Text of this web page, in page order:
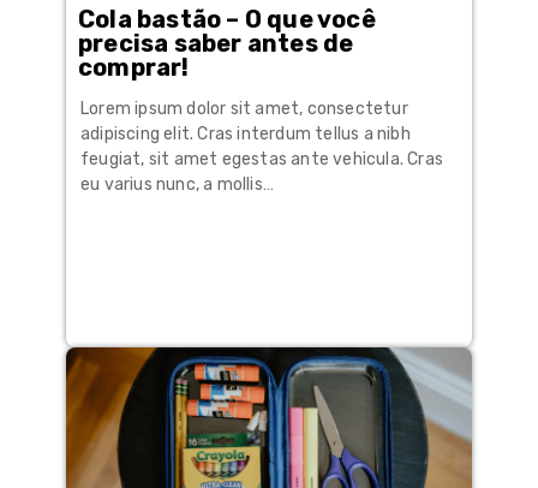
Cola bastão – O que você
precisa saber antes de
comprar!
Lorem ipsum dolor sit amet, consectetur
adipiscing elit. Cras interdum tellus a nibh
feugiat, sit amet egestas ante vehicula. Cras
eu varius nunc, a mollis…